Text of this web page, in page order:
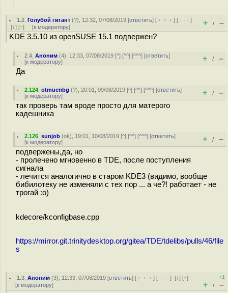
1.2 ,Голубой гигант (?), 12:32, 07/08/2019 [ответить] [ ﹢﹢﹢] [ · · ·]
[↓] [↑] [к модератору] + / –
KDE 3.5.10 из openSUSE 15.1 подвержен?
2.4 ,Аноним (4), 12:33, 07/08/2019 [^] [^^] [^^^] [ответить]
[к модератору] + / –
Да
2.124 ,otmuenbg (?), 20:01, 09/08/2019 [^] [^^] [^^^] [ответить]
[к модератору] + / –
так проверь там вроде просто для матерого
кадешника
2.126 ,sunjob (ok), 19:01, 10/08/2019 [^] [^^] [^^^] [ответить]
[к модератору] + / –
подвержены,да, но
- пролечено мгновенно в TDE, после поступления
сигнала
- лечится аналогично в старом KDE3 (видимо, вообще
бибилотеку не изменяли с тех пор ... а че?! работает - не
трогай :o)
kdecore/kconfigbase.cpp
https://mirror.git.trinitydesktop.org/gitea/TDE/tdelibs/pulls/46/file
s
1.3 ,Аноним (3), 12:33, 07/08/2019 [ответить] [ ﹢﹢﹢] [ · · ·][↓] [↑]
[к модератору]
+1
+ / –